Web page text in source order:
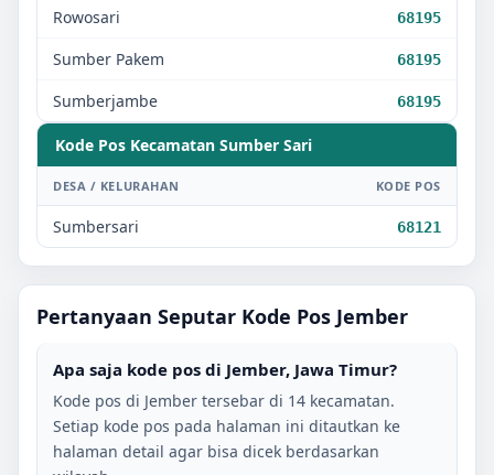
Rowosari 68195
Sumber Pakem 68195
Sumberjambe 68195
Kode Pos Kecamatan Sumber Sari
DESA / KELURAHAN KODE POS
Sumbersari 68121
Pertanyaan Seputar Kode Pos Jember
Apa saja kode pos di Jember, Jawa Timur?
Kode pos di Jember tersebar di 14 kecamatan.
Setiap kode pos pada halaman ini ditautkan ke
halaman detail agar bisa dicek berdasarkan